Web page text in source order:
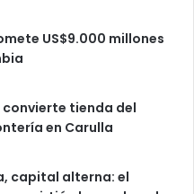
US$9.000 millones
convierte tienda del
en Carulla
capital alterna: el